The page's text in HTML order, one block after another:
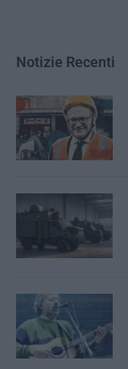
Notizie Recenti